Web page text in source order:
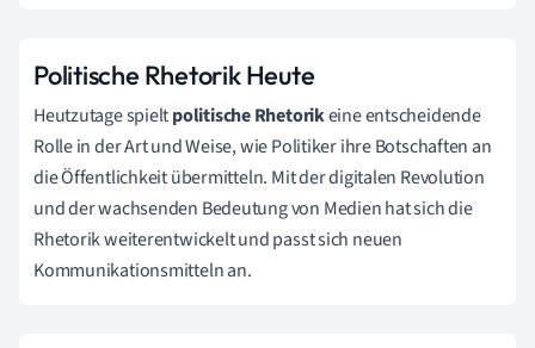
Politische Rhetorik Heute
Heutzutage spieltpolitische Rhetorikeine entscheidende
Rolle in der Art und Weise, wie Politiker ihre Botschaften an
die Öffentlichkeit übermitteln. Mit der digitalen Revolution
und der wachsenden Bedeutung von Medien hat sich die
Rhetorik weiterentwickelt und passt sich neuen
Kommunikationsmitteln an.